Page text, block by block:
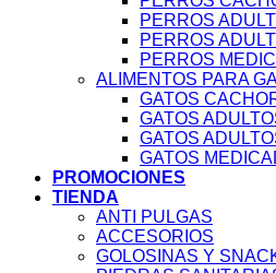
PERROS
PERROS
PERROS
ALIMENTOS PARA
GATOS
GATOS
GATOS
GATOS
PROMOCIONES
TIENDA
ANTI PULGAS
ACCESORIOS
GOLOSINAS Y